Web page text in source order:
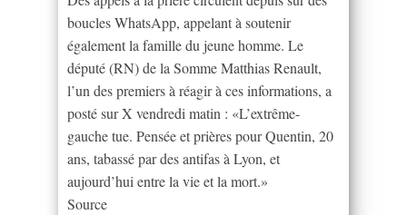
boucles WhatsApp, appelant à soutenir
également la famille du jeune homme. Le
député (RN) de la Somme Matthias Renault,
l’un des premiers à réagir à ces informations, a
posté sur X vendredi matin : «L’extrême-
gauche tue. Pensée et prières pour Quentin, 20
ans, tabassé par des antifas à Lyon, et
aujourd’hui entre la vie et la mort.»
Source